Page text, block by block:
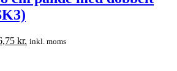
kr. Den
inkl. moms